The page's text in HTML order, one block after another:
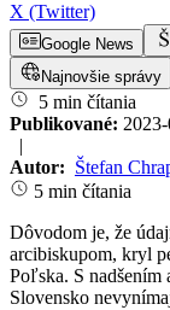
X (Twitter)
Google News
Najnovšie správy
5 min čítania
Publikované:
|
Autor: Štefan
5 min čítania
Dôvodom je, že
arcibiskupom, kryl
Poľska. S nadšením
Slovensko